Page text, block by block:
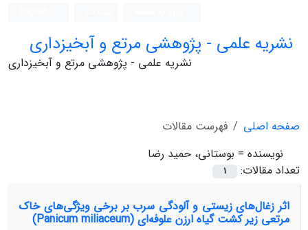
نشریه علمی - پژوهشی مرتع و آبخیزداری
نشریه علمی - پژوهشی مرتع و آبخیزداری
صفحه اصلی
فهرست مقالات
نویسنده = بوستانی، حمید رضا
تعداد مقالات:
1
اثر زغال‌های زیستی و آلودگی سرب بر برخی ویژگی‌های خاک
مرتعی زیر کشت گیاه ارزن علوفه‌ای (Panicum miliaceum)